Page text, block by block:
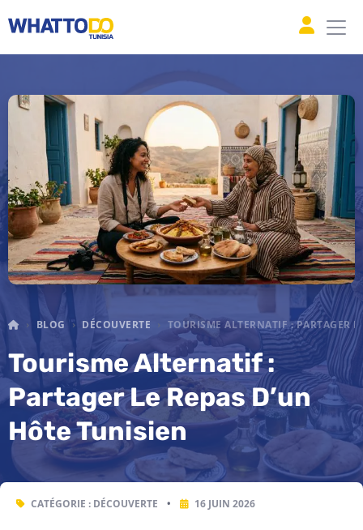
WHAT TO DO TUNISIA
BLOG DÉCOUVERTE TOURISME ALTERNATIF : PARTAGER
Tourisme Alternatif :
Partager Le Repas D’un
Hôte Tunisien
CATÉGORIE : DÉCOUVERTE • 16 JUIN 2026